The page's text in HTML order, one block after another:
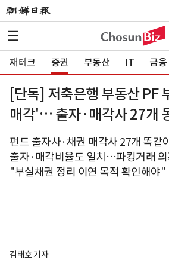
재테크 증권 부동산 IT 금융
[단독] 저축은행 부동산 PF
매각'… 출자·매각사 27개
펀드 출자사·채권 매각사 27개 똑같
출자·매각비율도 일치…파킹거래
"부실채권 정리 이연 목적 확인해야"
김태호 기자